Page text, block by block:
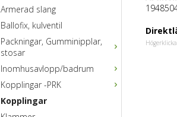
Armerad slang
Ballofix, kulventil
Packningar, Gumminipplar,
stosar
Inomhusavlopp/badrum
Kopplingar -PRK
Kopplingar